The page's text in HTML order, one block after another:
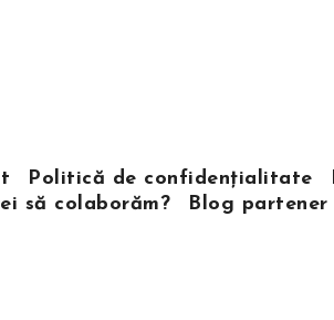
Politică de confidențialitate
să colaborăm?
Blog partener